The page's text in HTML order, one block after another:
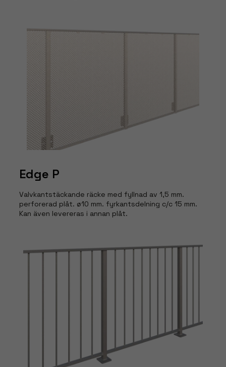
Edge P
Valvkantstäckande räcke med fyllnad av 1,5 mm.
perforerad plåt. ø10 mm. fyrkantsdelning c/c 15 mm.
Kan även levereras i annan plåt.